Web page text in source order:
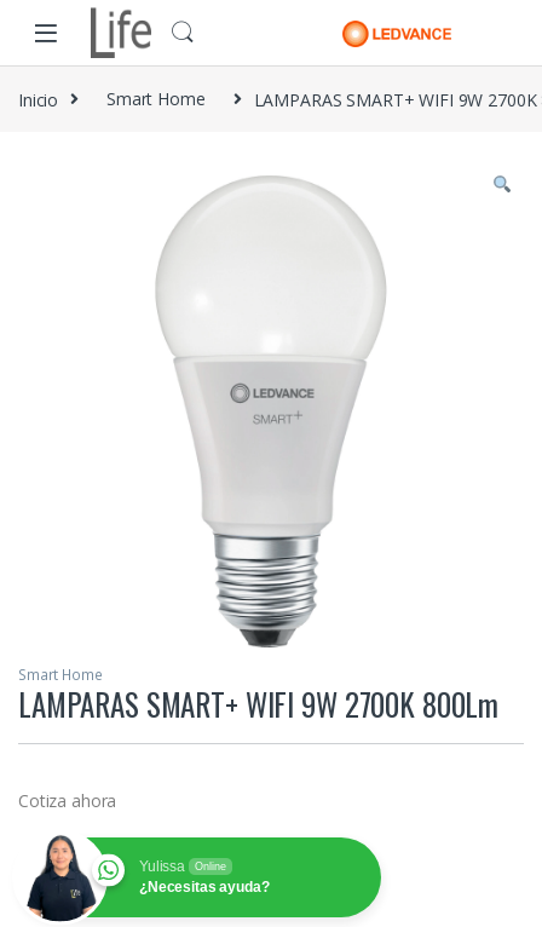
Skip to navigation
Skip to content
Inicio Smart Home LAMPARAS SMART+ WIFI 9W
Smart Home
LAMPARAS SMART+ WIFI 9W 2700K 800Lm
Cotiza ahora
Yulissa Online
¿Necesitas ayuda?